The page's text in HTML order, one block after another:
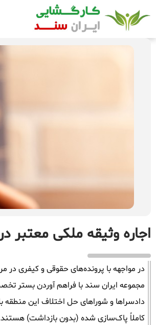
اجاره وثیقه ملکی معتبر
در مواجهه با پرونده‌های حقوقی و کیفری در
مجموعه ایران سند با فراهم آوردن بستر
دادسراها و شوراهای حل اختلاف این منطقه
کاملاً پاک‌سازی شده (بدون بازداشت) هستند.